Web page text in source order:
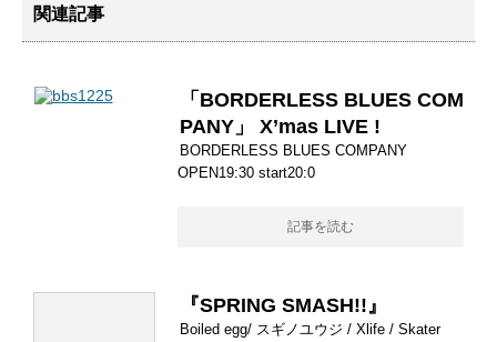
関連記事
「BORDERLESS BLUES COM
PANY」 X’mas LIVE !
BORDERLESS BLUES COMPANY
OPEN19:30 start20:0
記事を読む
『SPRING SMASH!!』
Boiled egg/ スギノユウジ / Xlife / Skater